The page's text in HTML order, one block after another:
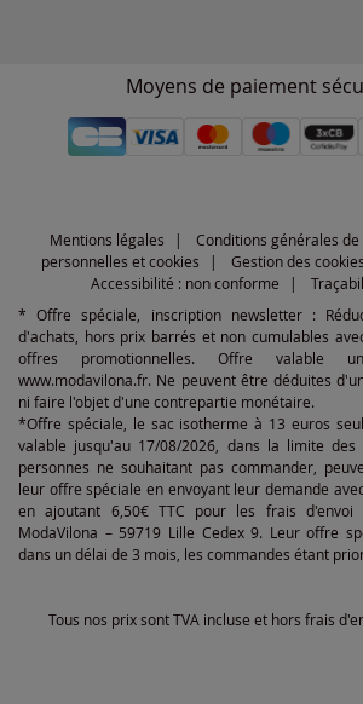
Moyens de paiement
Mentions légales Conditions générales de
personnelles et cookies
Gestion des cookies
Accessibilité : non conforme
* Offre spéciale, inscription newsletter :
d'achats, hors prix barrés et non cumulables
offres promotionnelles. Offre valable
www.modavilona.fr. Ne peuvent être déduites
ni faire l'objet d'une contrepartie monétaire.
*Offre spéciale, le sac isotherme à 13 euros
valable jusqu'au 17/08/2026, dans la limite des
personnes ne souhaitant pas commander,
leur offre spéciale en envoyant leur demande
en ajoutant 6,50€ TTC pour les frais d'envoi
ModaVilona – 59719 Lille Cedex 9. Leur offre
dans un délai de 3 mois, les commandes étant
Tous nos prix sont TVA incluse et hors frais